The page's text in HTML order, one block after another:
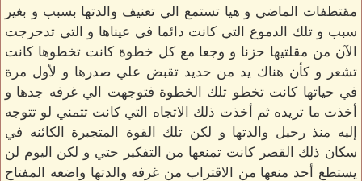
مقتطفات الماضي و هيا تستمع الي تعنيف والدتها بسبب و بغير
سبب و تلك الدموع التي كانت دائما في عيناها و التي تدحرجت
الآن من مقلتيها حزنا و وجعا مع كل خطوة كانت تخطوها كانت
تشعر و كأن هناك يد من حديد تقبض علي صدرها و لأول مرة
في حياتها كانت تخطو تلك الخطوة فتوجهت الي غرفه جدها و
أخذت ما تريده ثم أخذت ذلك الاتجاه التي كانت تتمني لو تتوجه
إليه منذ رحيل والدتها و لكن تلك القوة المتجبرة الكائنه في
سكان ذلك القصر كانت تمنعها من التفكير حتي و لكن اليوم لن
يستطع أحد منعها من الاقتراب من غرفه والدتها واضعه المفتاح